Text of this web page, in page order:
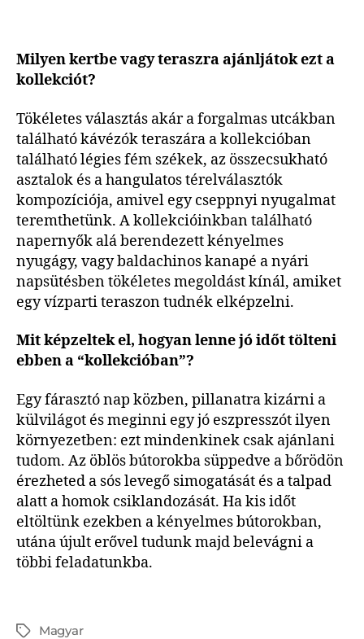
Milyen kertbe vagy teraszra ajánljátok ezt a
kollekciót?
Tökéletes választás akár a forgalmas utcákban
található kávézók teraszára a kollekcióban
található légies fém székek, az összecsukható
asztalok és a hangulatos térelválasztók
kompozíciója, amivel egy cseppnyi nyugalmat
teremthetünk. A kollekcióinkban található
napernyők alá berendezett kényelmes
nyugágy, vagy baldachinos kanapé a nyári
napsütésben tökéletes megoldást kínál, amiket
egy vízparti teraszon tudnék elképzelni.
Mit képzeltek el, hogyan lenne jó időt tölteni
ebben a “kollekcióban”?
Egy fárasztó nap közben, pillanatra kizárni a
külvilágot és meginni egy jó eszpresszót ilyen
környezetben: ezt mindenkinek csak ajánlani
tudom. Az öblös bútorokba süppedve a bőrödön
érezheted a sós levegő simogatását és a talpad
alatt a homok csiklandozását. Ha kis időt
eltöltünk ezekben a kényelmes bútorokban,
utána újult erővel tudunk majd belevágni a
többi feladatunkba.
Magyar